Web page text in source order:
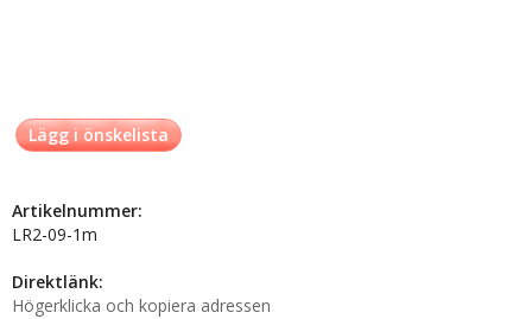
Lägg i önskelista
Artikelnummer:
LR2-09-1m
Direktlänk:
Högerklicka och kopiera adressen